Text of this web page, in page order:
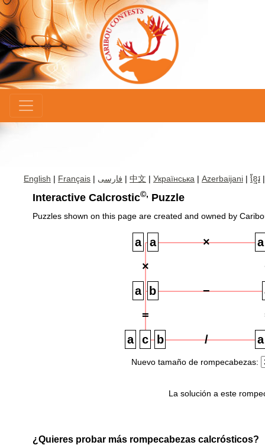
English | Français | فارسی | 中文 | Українська | Azerbaijani | ខ្មែរ
Interactive Calcrostic©, Puzzle
Puzzles shown on this page are created and owned by
×
×
−
=
/
Nuevo tamaño de rompecabezas:
La solución a este
¿Quieres probar más rompecabezas calcrósticos?